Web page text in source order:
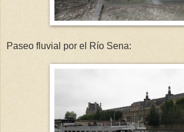
Paseo fluvial por el Río Sena: